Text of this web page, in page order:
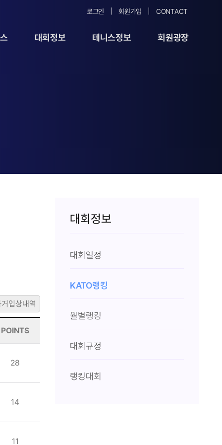
로그인 회원가입 CONTACT
대회정보 테니스정보 회원광장
입상내역
POINTS
28
14
11
대회정보
대회일정
KATO랭킹
월별랭킹
대회규정
랭킹대회